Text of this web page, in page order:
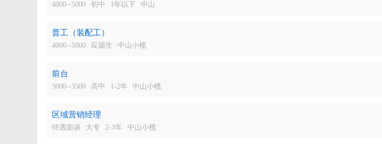
4000--5000
初中 1年以下 中山
普工（装配工）
4000--5000
应届生 中山小榄
前台
3000--3500
高中 1-2年 中山小榄
区域营销经理
待遇面谈
大专 2-3年 中山小榄